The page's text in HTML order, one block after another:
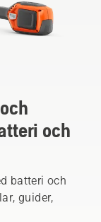
och
batteri och
guider,